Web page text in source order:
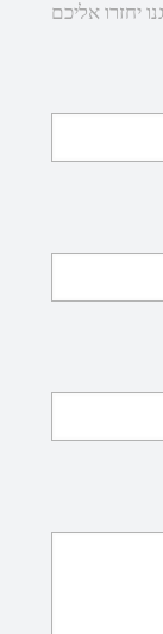
יחזרו אליכם